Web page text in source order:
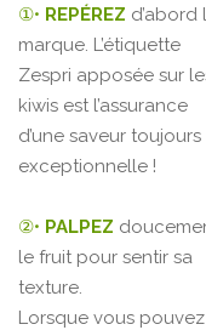
①• REPÉREZ d’abord
marque. L’étiquette
Zespri apposée sur
kiwis est l’assurance
d’une saveur toujours
exceptionnelle !
②• PALPEZ
le fruit pour sentir sa
texture.
Lorsque vous